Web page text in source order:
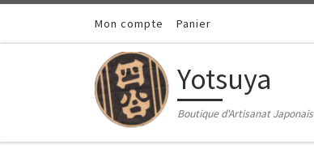
Passer au contenuMon compte Panier
Yotsuya
Boutique d'Artisanat Japonais